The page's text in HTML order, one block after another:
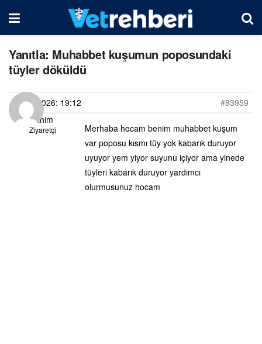
Yanıtla: Muhabbet kuşumun poposundaki
tüyler döküldü
16/06/2026: 19:12
#83959
İbrahim
Ziyaretçi
Merhaba hocam benim muhabbet kuşum
var poposu kısmı tüy yok kabarık duruyor
uyuyor yem yiyor suyunu içiyor ama yinede
tüyleri kabarık duruyor yardımcı
olurmusunuz hocam